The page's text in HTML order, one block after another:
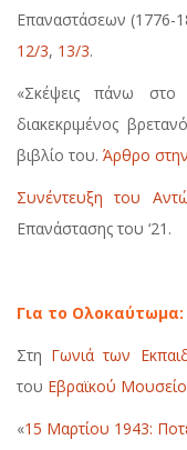
Επαναστάσεων (1776-
12/3, 13/3.
«Σκέψεις πάνω
διακεκριμένος
βιβλίο του. Άρθρο
Συνέντευξη του
Επανάστασης του ‘21.
Για το Ολοκαύτωμα:
Στη Γωνιά των
του Εβραϊκού
«15 Μαρτίου 1943: